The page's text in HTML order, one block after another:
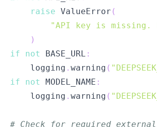
raise ValueError (
"API key is missing.
)
if
not BASE_URL :
    logging
. warning (
if
not MODEL_NAME :
    logging
. warning (
# Check for required